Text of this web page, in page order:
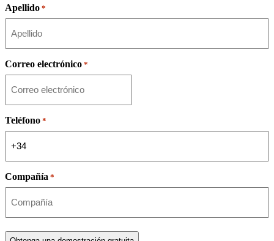
Apellido *
Correo electrónico *
Teléfono *
Compañía *